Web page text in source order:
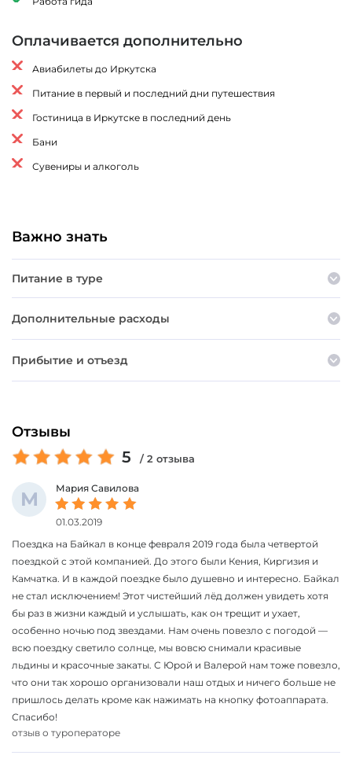
Оплачивается дополнительно
Авиабилеты до Иркутска
Питание в первый и последний дни путешествия
Гостиница в Иркутске в последний день
Бани
Сувениры и алкоголь
Важно знать
Питание в туре
Дополнительные расходы
Прибытие и отъезд
Отзывы
5 / 2 отзыва
М Мария Савилова
01.03.2019
Поездка на Байкал в конце февраля 2019 года была четвертой
поездкой с этой компанией. До этого были Кения, Киргизия и
Камчатка. И в каждой поездке было душевно и интересно. Байкал
не стал исключением! Этот чистейший лёд должен увидеть хотя
бы раз в жизни каждый и услышать, как он трещит и ухает,
особенно ночью под звездами. Нам очень повезло с погодой —
всю поездку светило солнце, мы вовсю снимали красивые
льдины и красочные закаты. С Юрой и Валерой нам тоже повезло,
что они так хорошо организовали наш отдых и ничего больше не
пришлось делать кроме как нажимать на кнопку фотоаппарата.
Спасибо!
отзыв о туроператоре